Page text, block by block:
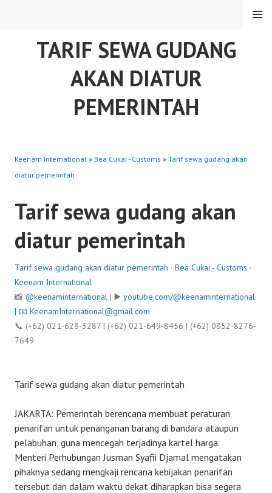
TARIF SEWA GUDANG
AKAN DIATUR
PEMERINTAH
MENU
Keenam International » Bea Cukai - Customs » Tarif sewa gudang akan
diatur pemerintah
Tarif sewa gudang akan
diatur pemerintah
Tarif sewa gudang akan diatur pemerintah · Bea Cukai - Customs ·
Keenam International
📸 @keenaminternational | ▶️ youtube.com/@keenaminternational
| 📧 KeenamInternational@gmail.com
📞 (+62) 021-628-3287 | (+62) 021-649-8456 | (+62) 0852-8276-
7649
Tarif sewa gudang akan diatur pemerintah
JAKARTA: Pemerintah berencana membuat peraturan
penarifan untuk penanganan barang di bandara ataupun
pelabuhan, guna mencegah terjadinya kartel harga.
Menteri Perhubungan Jusman Syafii Djamal mengatakan
pihaknya sedang mengkaji rencana kebijakan penarifan
tersebut dan dalam waktu dekat diharapkan bisa segera